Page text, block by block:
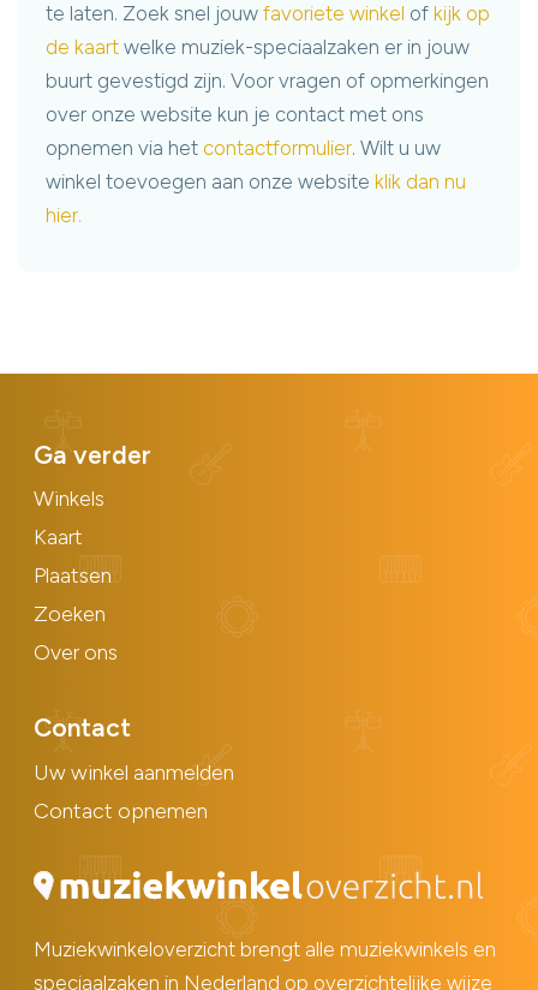
te laten. Zoek snel jouw favoriete winkel of kijk op
de kaartwelke muziek-speciaalzaken er in jouw
buurt gevestigd zijn. Voor vragen of opmerkingen
over onze website kun je contact met ons
opnemen via het contactformulier. Wilt u uw
winkel toevoegen aan onze website klik dan nu
hier.
Ga verder
Winkels
Kaart
Plaatsen
Zoeken
Over ons
Contact
Uw winkel aanmelden
Contact opnemen
Muziekwinkeloverzicht brengt alle muziekwinkels en
speciaalzaken in Nederland op overzichtelijke wijze